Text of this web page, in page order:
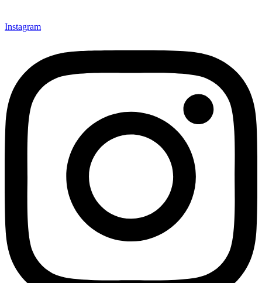
Instagram